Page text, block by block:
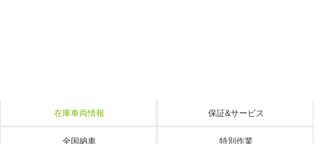
在庫車両情報 保証&サービス
全国納車 特別作業